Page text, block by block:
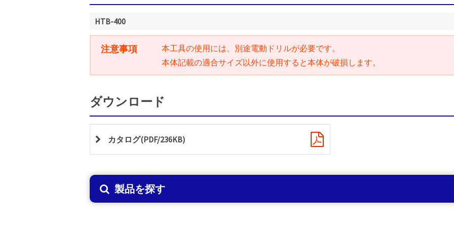
HTB-400
注意事項
本工具の使用には、別途電動ドリルが必要です。
本体記載の適合サイズ以外に使用すると本体が破損します。
ダウンロード
カタログ(PDF/236KB)
製品を探す